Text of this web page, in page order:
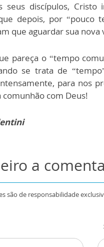
seus discípulos,
depois, por
que aguardar sua nova
pareça o “tempo
se trata de
para nos
com Deus!
a
são de responsabilidade